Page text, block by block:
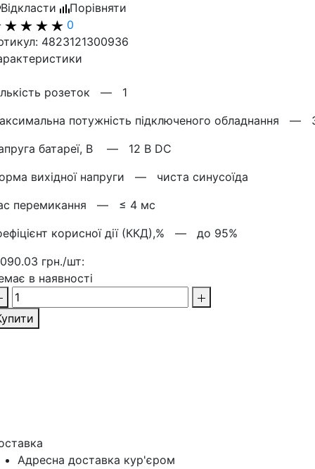
Відкласти
Порівняти
0
4823121300936
розеток — 1
потужність підключеного обладнання —
батареї, В — 12 В DC
вихідної напруги — чиста синусоїда
перемикання — ≤ 4 мс
корисної дії (ККД),% — до 95%
грн./шт:
в наявності
Адресна доставка кур'‎єром